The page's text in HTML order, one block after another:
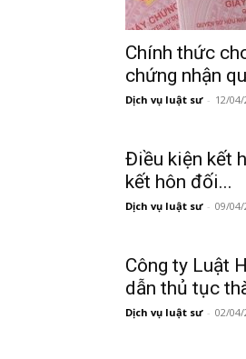
Chính thức
chứng nhận
Dịch vụ luật sư - 12/
Điều kiện kết
kết hôn đối...
Dịch vụ luật sư - 09/04/
Công ty Luật
dẫn thủ tục
Dịch vụ luật sư - 02/04/